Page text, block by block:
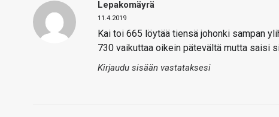
Lepakomäyrä
11.4.2019
Kai toi 665 löytää tiensä johonki sampan
730 vaikuttaa oikein pätevältä mutta saisi
Kirjaudu sisään vastataksesi